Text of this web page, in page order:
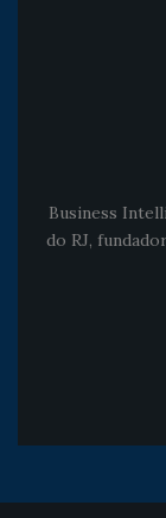
Business
do RJ,